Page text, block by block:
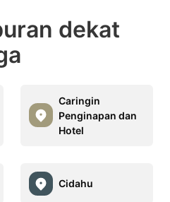
dekat
Caringin
Penginapan dan
Hotel
Cidahu